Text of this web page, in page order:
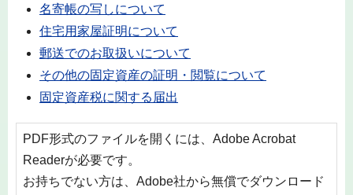
名寄帳の写しについて
住宅用家屋証明について
郵送でのお取扱いについて
その他の固定資産の証明・閲覧について
固定資産税に関する届出
PDF形式のファイルを開くには、Adobe Acrobat
Readerが必要です。
お持ちでない方は、Adobe社から無償でダウンロード